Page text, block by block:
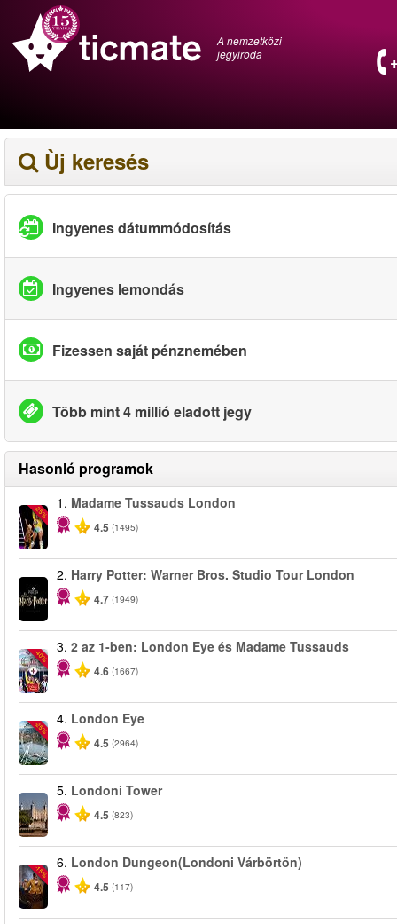
A nemzetközi
jegyiroda
Ùj keresés
Ingyenes dátummódosítás
Ingyenes lemondás
Fizessen saját pénznemében
Több mint 4 millió eladott jegy
Hasonló programok
-25%
1. Madame Tussauds London
4.5 (1495)
2. Harry Potter: Warner Bros. Studio Tour London
4.7 (1949)
-40%
3. 2 az 1-ben: London Eye és Madame Tussauds
4.6 (1667)
-25%
4. London Eye
4.5 (2964)
5. Londoni Tower
4.5 (823)
-15%
6. London Dungeon(Londoni Várbörtön)
4.5 (117)